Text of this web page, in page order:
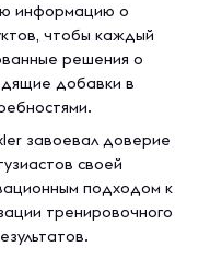
информацию о
чтобы каждый
решения о
добавки в
завоевал доверие
своей
подходом к
тренировочного